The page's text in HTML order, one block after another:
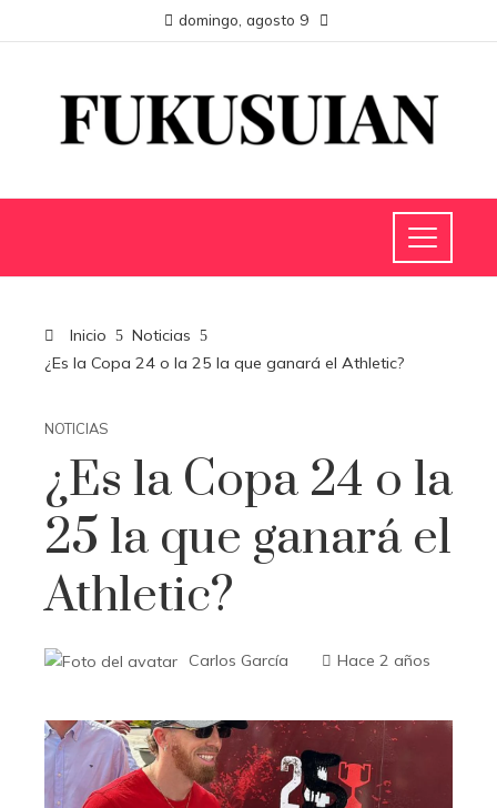
domingo, agosto 9
Inicio
Noticias
¿Es la Copa 24 o la 25 la que ganará el Athletic?
NOTICIAS
¿Es la Copa 24 o la
25 la que ganará el
Athletic?
Carlos García Hace 2 años